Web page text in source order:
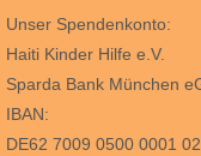
Unser Spendenkonto:
Haiti Kinder Hilfe e.V.
Sparda Bank München
IBAN:
DE62 7009 0500 0001